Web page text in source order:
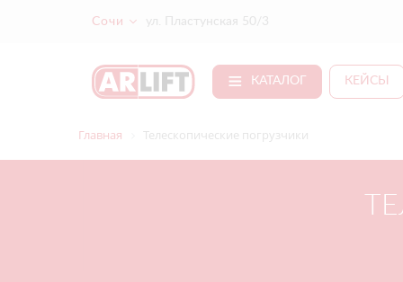
Сочи ул. Пластунская 50/3
КАТАЛОГ КЕЙСЫ
Главная Телескопические погрузчики